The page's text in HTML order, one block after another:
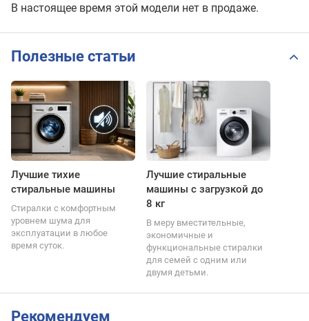
В настоящее время этой модели нет в продаже.
Полезные статьи
Лучшие тихие
стиральные машины
Стиралки с комфортным
уровнем шума для
эксплуатации в любое
время суток.
Лучшие стиральные
машины с загрузкой до
8 кг
В меру вместительные,
экономичные и
функциональные стиралки
для семей с одним или
двумя детьми.
Рекомендуем